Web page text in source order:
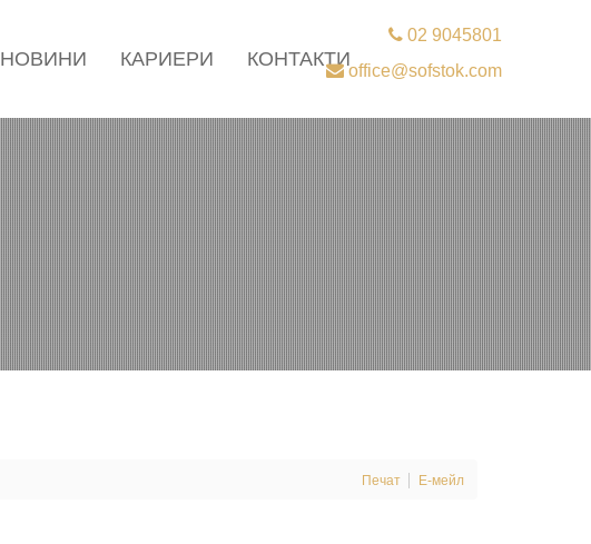
НОВИНИ КАРИЕРИ КОНТАКТИ
02 9045801
office@sofstok.com
Печат Е-мейл